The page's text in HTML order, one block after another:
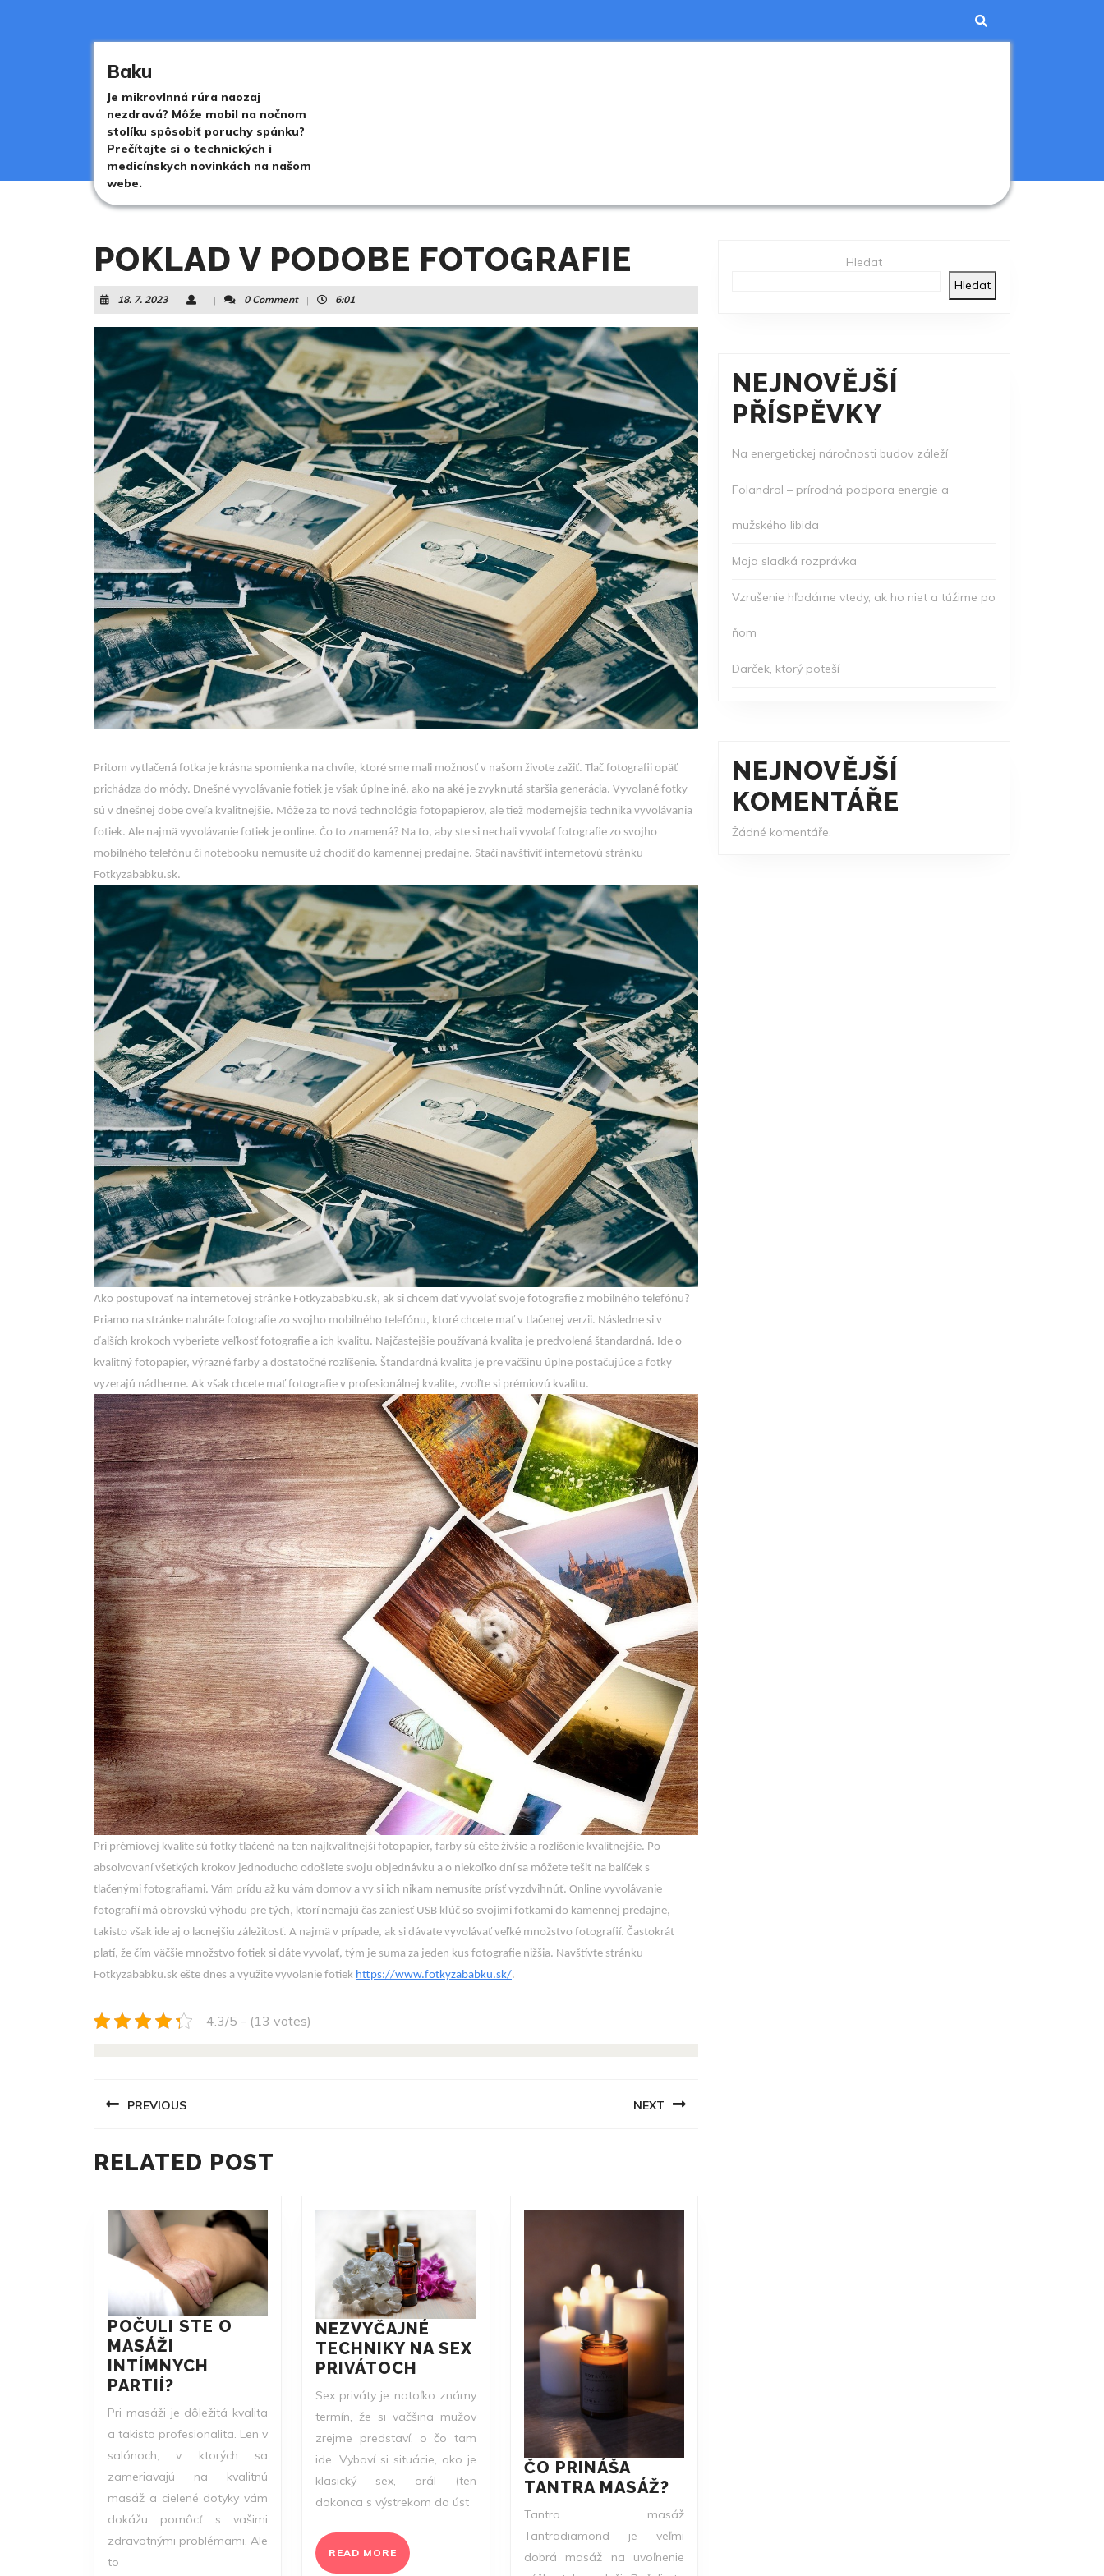
Baku
Je mikrovlnná rúra naozaj
nezdravá? Môže mobil na nočnom
stolíku spôsobiť poruchy spánku?
Prečítajte si o technických i
medicínskych novinkách na našom
webe.
POKLAD V PODOBE FOTOGRAFIE
18. 7. 202318.
7.
2023
| | 0 Comment | 6:01
Pritom vytlačená fotka je krásna spomienka na chvíle, ktoré sme mali možnosť v našom živote zažiť. Tlač fotografii opäť
prichádza do módy. Dnešné vyvolávanie fotiek je však úplne iné, ako na aké je zvyknutá staršia generácia. Vyvolané fotky
sú v dnešnej dobe oveľa kvalitnejšie. Môže za to nová technológia fotopapierov, ale tiež modernejšia technika vyvolávania
fotiek. Ale najmä vyvolávanie fotiek je online. Čo to znamená? Na to, aby ste si nechali vyvolať fotografie zo svojho
mobilného telefónu či notebooku nemusíte už chodiť do kamennej predajne. Stačí navštíviť internetovú stránku
Fotkyzababku.sk.
Ako postupovať na internetovej stránke Fotkyzababku.sk, ak si chcem dať vyvolať svoje fotografie z mobilného telefónu?
Priamo na stránke nahráte fotografie zo svojho mobilného telefónu, ktoré chcete mať v tlačenej verzii. Následne si v
ďalších krokoch vyberiete veľkosť fotografie a ich kvalitu. Najčastejšie používaná kvalita je predvolená štandardná. Ide o
kvalitný fotopapier, výrazné farby a dostatočné rozlíšenie. Štandardná kvalita je pre väčšinu úplne postačujúce a fotky
vyzerajú nádherne. Ak však chcete mať fotografie v profesionálnej kvalite, zvoľte si prémiovú kvalitu.
Pri prémiovej kvalite sú fotky tlačené na ten najkvalitnejší fotopapier, farby sú ešte živšie a rozlíšenie kvalitnejšie. Po
absolvovaní všetkých krokov jednoducho odošlete svoju objednávku a o niekoľko dní sa môžete tešiť na balíček s
tlačenými fotografiami. Vám prídu až ku vám domov a vy si ich nikam nemusíte prísť vyzdvihnúť. Online vyvolávanie
fotografií má obrovskú výhodu pre tých, ktorí nemajú čas zaniesť USB kľúč so svojimi fotkami do kamennej predajne,
takisto však ide aj o lacnejšiu záležitosť. A najmä v prípade, ak si dávate vyvolávať veľké množstvo fotografií. Častokrát
platí, že čím väčšie množstvo fotiek si dáte vyvolať, tým je suma za jeden kus fotografie nižšia. Navštívte stránku
Fotkyzababku.sk ešte dnes a využite vyvolanie fotiek https://www.fotkyzababku.sk/.
4.3/5 - (13 votes)
PRO
PŘÍSPĚVEK
PREVIOUS
post:
NEXT
RELATED POST
POČULI STE O
MASÁŽI
INTÍMNYCH
PARTIÍ?
STE
MASÁŽI
INTÍMNYCH
PARTIÍ?
Pri masáži je dôležitá kvalita
a takisto profesionalita. Len v
salónoch, v ktorých sa
zameriavajú na kvalitnú
masáž a cielené dotyky vám
dokážu pomôcť s vašimi
zdravotnými problémami. Ale
to
NEZVYČAJNÉ
TECHNIKY NA SEX
PRIVÁTOCH NEZVYČAJNÉ
TECHNIKY
SEX
PRIVÁTOCH
Sex priváty je natoľko známy
termín, že si väčšina mužov
zrejme predstaví, o čo tam
ide. Vybaví si situácie, ako je
klasický sex, orál (ten
dokonca s výstrekom do úst
READ MORE READ
MORE
ČO PRINÁŠA
TANTRA MASÁŽ?ČO
PRINÁŠA
TANTRA
MASÁŽ?
Tantra masáž
Tantradiamond je veľmi
dobrá masáž na uvoľnenie
Hledat
Hledat
NEJNOVĚJŠÍ
PŘÍSPĚVKY
Na energetickej náročnosti budov záleží
Folandrol – prírodná podpora energie a
mužského libida
Moja sladká rozprávka
Vzrušenie hľadáme vtedy, ak ho niet a túžime po
ňom
Darček, ktorý poteší
NEJNOVĚJŠÍ
KOMENTÁŘE
Žádné komentáře.